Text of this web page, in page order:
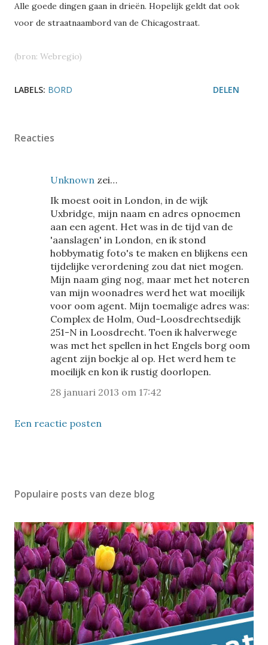
Alle goede dingen gaan in drieën. Hopelijk geldt dat ook
voor de straatnaambord van de Chicagostraat.
(bron: Webregio)
LABELS: BORD DELEN
Reacties
Unknown zei…
Ik moest ooit in London, in de wijk
Uxbridge, mijn naam en adres opnoemen
aan een agent. Het was in de tijd van de
'aanslagen' in London, en ik stond
hobbymatig foto's te maken en blijkens een
tijdelijke verordening zou dat niet mogen.
Mijn naam ging nog, maar met het noteren
van mijn woonadres werd het wat moeilijk
voor oom agent. Mijn toemalige adres was:
Complex de Holm, Oud-Loosdrechtsedijk
251-N in Loosdrecht. Toen ik halverwege
was met het spellen in het Engels borg oom
agent zijn boekje al op. Het werd hem te
moeilijk en kon ik rustig doorlopen.
28 januari 2013 om 17:42
Een reactie posten
Populaire posts van deze blog